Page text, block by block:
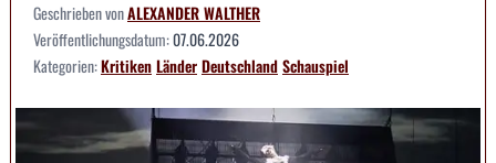
Geschrieben vonALEXANDER WALTHER
Veröffentlichungsdatum:07.06.2026
Kategorien:KritikenLänderDeutschlandSchauspiel